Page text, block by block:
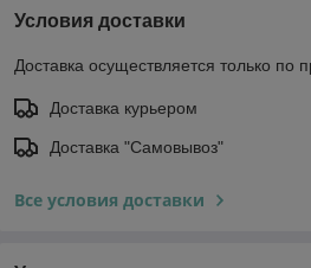
Условия доставки
Доставка осуществляется только по
Доставка курьером
Доставка "Самовывоз"
Все условия доставки